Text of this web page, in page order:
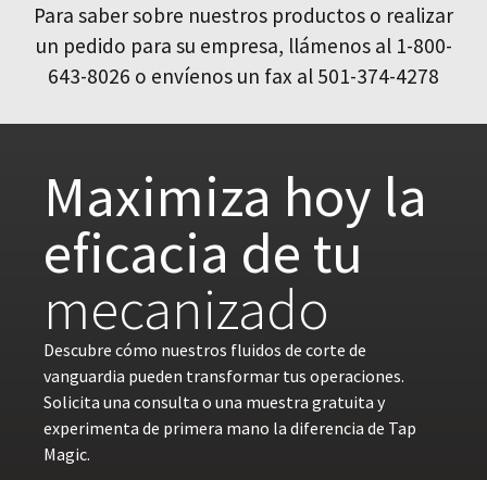
Para saber sobre nuestros productos o realizar
un pedido para su empresa, llámenos al 1-800-
643-8026 o envíenos un fax al 501-374-4278
Maximiza hoy la
eficacia de tu
mecanizado
Descubre cómo nuestros fluidos de corte de
vanguardia pueden transformar tus operaciones.
Solicita una consulta o una muestra gratuita y
experimenta de primera mano la diferencia de Tap
Magic.